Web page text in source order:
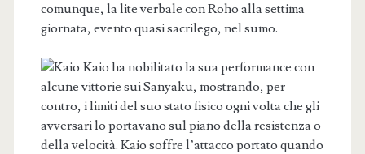
comunque, la lite verbale con Roho alla settima
giornata, evento quasi sacrilego, nel sumo.
Kaio ha nobilitato la sua performance con
alcune vittorie sui Sanyaku, mostrando, per
contro, i limiti del suo stato fisico ogni volta che gli
avversari lo portavano sul piano della resistenza o
della velocità. Kaio soffre l’attacco portato quando